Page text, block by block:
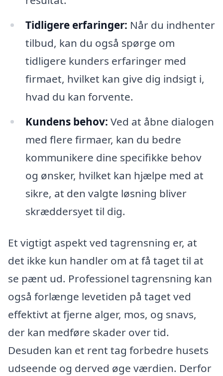
Tidligere erfaringer: Når du indhenter
tilbud, kan du også spørge om
tidligere kunders erfaringer med
firmaet, hvilket kan give dig indsigt i,
hvad du kan forvente.
Kundens behov: Ved at åbne dialogen
med flere firmaer, kan du bedre
kommunikere dine specifikke behov
og ønsker, hvilket kan hjælpe med at
sikre, at den valgte løsning bliver
skræddersyet til dig.
Et vigtigt aspekt ved tagrensning er, at
det ikke kun handler om at få taget til at
se pænt ud. Professionel tagrensning kan
også forlænge levetiden på taget ved
effektivt at fjerne alger, mos, og snavs,
der kan medføre skader over tid.
Desuden kan et rent tag forbedre husets
udseende og derved øge værdien. Derfor